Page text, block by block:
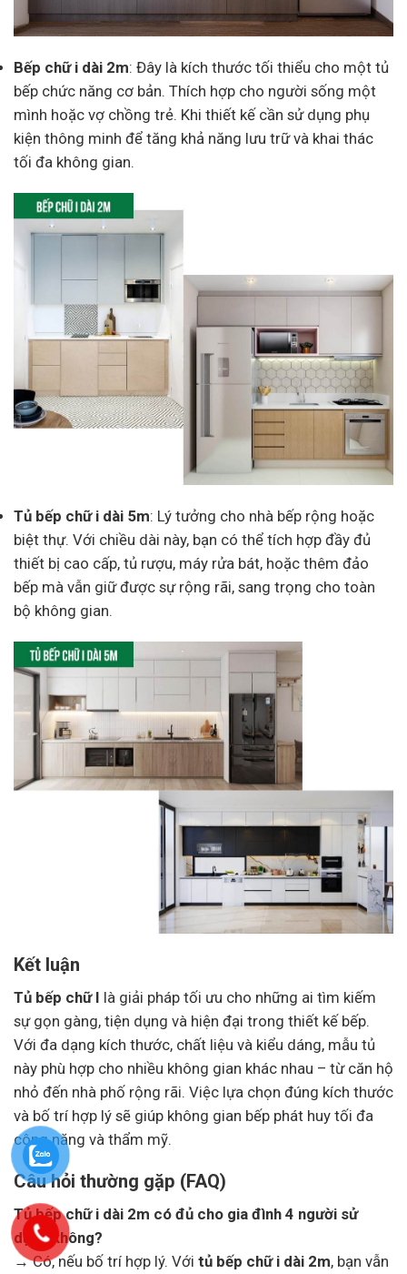
Bếp chữ i dài 2m: Đây là kích thước tối thiểu cho một tủ
bếp chức năng cơ bản. Thích hợp cho người sống một
mình hoặc vợ chồng trẻ. Khi thiết kế cần sử dụng phụ
kiện thông minh để tăng khả năng lưu trữ và khai thác
tối đa không gian.
Tủ bếp chữ i dài 5m: Lý tưởng cho nhà bếp rộng hoặc
biệt thự. Với chiều dài này, bạn có thể tích hợp đầy đủ
thiết bị cao cấp, tủ rượu, máy rửa bát, hoặc thêm đảo
bếp mà vẫn giữ được sự rộng rãi, sang trọng cho toàn
bộ không gian.
Kết luận
Tủ bếp chữ I là giải pháp tối ưu cho những ai tìm kiếm
sự gọn gàng, tiện dụng và hiện đại trong thiết kế bếp.
Với đa dạng kích thước, chất liệu và kiểu dáng, mẫu tủ
này phù hợp cho nhiều không gian khác nhau – từ căn hộ
nhỏ đến nhà phố rộng rãi. Việc lựa chọn đúng kích thước
và bố trí hợp lý sẽ giúp không gian bếp phát huy tối đa
công năng và thẩm mỹ.
Câu hỏi thường gặp (FAQ)
Tủ bếp chữ i dài 2m có đủ cho gia đình 4 người sử
dụng không?
→ Có, nếu bố trí hợp lý. Với tủ bếp chữ i dài 2m, bạn vẫn